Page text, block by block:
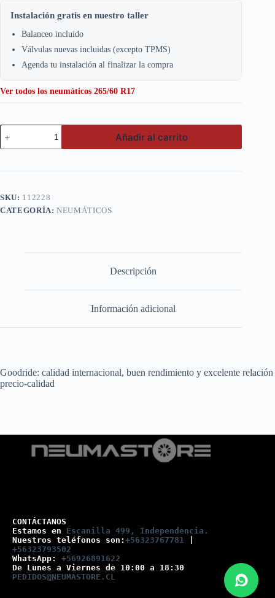
Instalación gratis en nuestro taller
Balanceo incluido
Válvulas nuevas incluidas (excepto TPMS)
Agenda tu instalación al finalizar la compra
Ver todos los neumáticos 265/60 R17
Goodride
265/60
R17
H/T108T
Añadir al carrito
SKU: 112228
CATEGORÍA:NEUMÁTICOS
Descripción
Información adicional
Goodride: calidad internacional, buen rendimiento y excelente relación
precio-calidad
CONTÁCTANOS
Estamos en Escanilla 499, Independencia.
Nuestros teléfonos son: +56323767781
+56323793502
WhatsApp: +56926891622
De Lunes a Viernes de 10:00 a 18:30
PEDIDOS@NEUMASTORE.CL